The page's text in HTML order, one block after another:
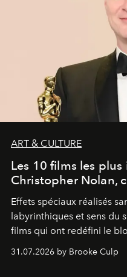
ART & CULTURE
Les 10 films les
Christopher Nolan,
Effets spéciaux réalisés
labyrinthiques et sens du
films qui ont redéfini le
31.07.2026 by Brooke Culp